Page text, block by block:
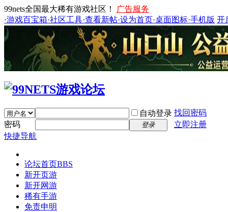
99nets全国最大稀有游戏社区！
广告服务
·游戏百宝箱·社区工具·查看新帖·设为首页·桌面图标·手机版 开
自动登录 找回密码
密码
登录
立即注册
快捷导航
论坛首页BBS
新开页游
新开网游
稀有手游
免责申明